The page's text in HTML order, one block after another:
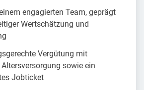
engagierten Team, geprägt
Wertschätzung und
Vergütung mit
sowie ein
Jobticket